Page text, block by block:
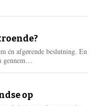
én afgørende beslutning. En
gennem…
e
op